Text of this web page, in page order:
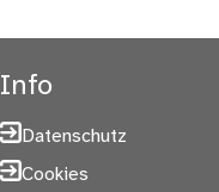
Info
Datenschutz
Cookies